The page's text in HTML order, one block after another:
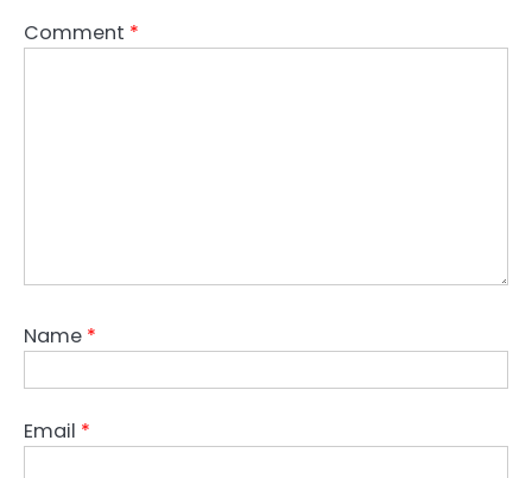
Comment *
Name *
Email *